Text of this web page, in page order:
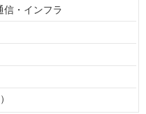
信・インフラ